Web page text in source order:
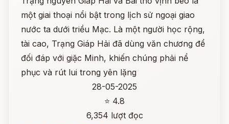
một giai thoại nổi bật trong lịch sử ngoại giao
nước ta dưới triều Mạc. Là một người học rộng,
tài cao, Trạng Giáp Hải đã dùng văn chương để
đối đáp với giặc Minh, khiến chúng phải nể
phục và rút lui trong yên lặng
28-05-2025
⭐ 4.8
6,354 lượt đọc